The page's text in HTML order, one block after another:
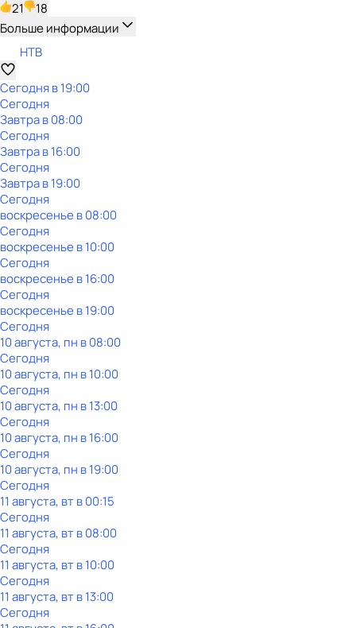
21
18
Больше информации
НТВ
Сегодня в 19:00
Сегодня
Завтра в 08:00
Сегодня
Завтра в 16:00
Сегодня
Завтра в 19:00
Сегодня
воскресенье в08:00
Сегодня
воскресенье в10:00
Сегодня
воскресенье в16:00
Сегодня
воскресенье в19:00
Сегодня
10 августа, пн в 08:00
Сегодня
10 августа, пн в 10:00
Сегодня
10 августа, пн в 13:00
Сегодня
10 августа, пн в 16:00
Сегодня
10 августа, пн в 19:00
Сегодня
11 августа, вт в 00:15
Сегодня
11 августа, вт в 08:00
Сегодня
11 августа, вт в 10:00
Сегодня
11 августа, вт в 13:00
Сегодня